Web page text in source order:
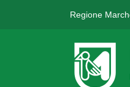
Regione